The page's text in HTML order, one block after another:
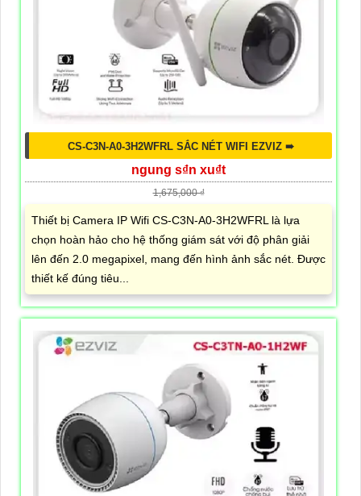
CS-C3N-A0-3H2WFRL SẮC NÉT WIFI EZVIZ ➠
ngung s₫n xu₫t
1,675,000 ₫
Thiết bị Camera IP Wifi CS-C3N-A0-3H2WFRL là lựa
chọn hoàn hảo cho hệ thống giám sát với độ phân giải
lên đến 2.0 megapixel, mang đến hình ảnh sắc nét. Được
thiết kế đúng tiêu...